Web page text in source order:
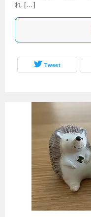
れ […]
Tweet